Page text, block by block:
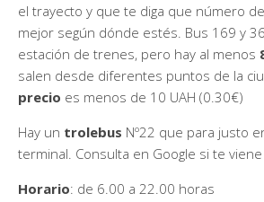
el trayecto y que te diga que número
mejor según dónde estés. Bus 169 y
estación de trenes, pero hay al menos
salen desde diferentes puntos de la
precio es menos de 10 UAH (0.30€)
Hay un trolebus Nº22 que para justo
terminal. Consulta en Google si te viene
Horario: de 6.00 a 22.00 horas